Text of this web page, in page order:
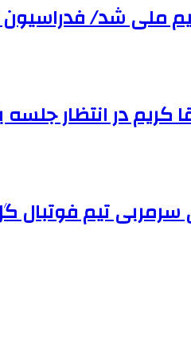
ملی شد/
کریم در انتظار
سرمربی تیم